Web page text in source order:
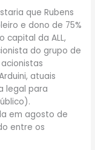
que Rubens
e dono de 75%
capital da ALL,
do grupo de
atuais
legal para
em agosto de
entre os